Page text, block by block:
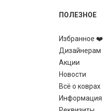
ПОЛЕЗНОЕ
Избранное ❤️
Дизайнерам
Акции
Новости
Всё о коврах
Информация